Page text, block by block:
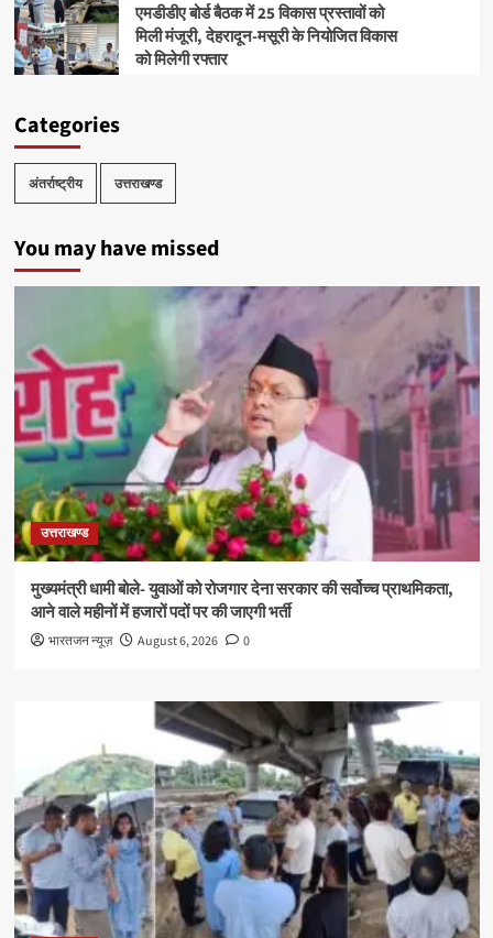
एमडीडीए बोर्ड बैठक में 25 विकास प्रस्तावों को
मिली मंजूरी, देहरादून-मसूरी के नियोजित विकास
को मिलेगी रफ्तार
Categories
अंतर्राष्ट्रीय उत्तराखण्ड
You may have missed
उत्तराखण्ड
मुख्यमंत्री धामी बोले- युवाओं को रोजगार देना सरकार की सर्वोच्च प्राथमिकता,
आने वाले महीनों में हजारों पदों पर की जाएगी भर्ती
भारतजन न्यूज़ August 6, 2026 0